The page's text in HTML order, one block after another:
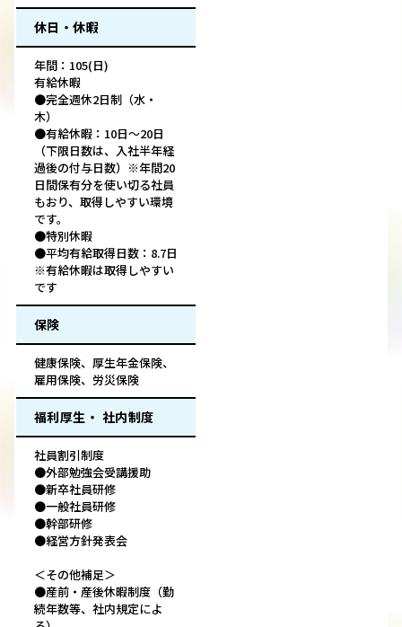
休日・休暇
年間：105(日)
有給休暇
●完全週休2日制（水・
木）
●有給休暇：10日～20日
（下限日数は、入社半年経
過後の付与日数）※年間20
日間保有分を使い切る社員
もおり、取得しやすい環境
です。
●特別休暇
●平均有給取得日数：8.7日
※有給休暇は取得しやすい
です
保険
健康保険、厚生年金保険、
雇用保険、労災保険
福利厚生・ 社内制度
社員割引制度
●外部勉強会受講援助
●新卒社員研修
●一般社員研修
●幹部研修
●経営方針発表会
＜その他補足＞
●産前・産後休暇制度（勤
続年数等、社内規定によ